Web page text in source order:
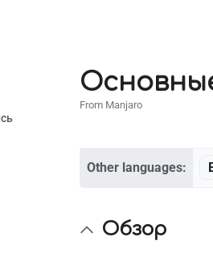
From Manjaro
Other languages:
Обзор